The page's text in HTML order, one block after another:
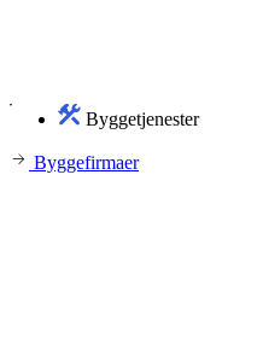
Byggetjenester
Byggefirmaer